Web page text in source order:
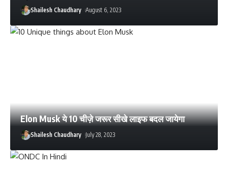
Shailesh Chaudhary August 6, 2023
Elon Musk ये 10 चीज़े जरूर सीखे लाइफ बदल जायेगा
Shailesh Chaudhary July 28, 2023